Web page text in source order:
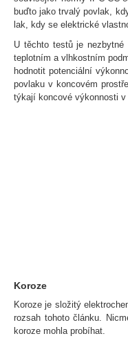
buďto jako trvalý povlak,
lak, kdy se elektrické
U těchto testů je
teplotním a vlhkostním
hodnotit potenciální
povlaku v koncovém
týkají koncové výkonnosti v
Koroze
Koroze je složitý
rozsah tohoto článku.
koroze mohla probíhat.